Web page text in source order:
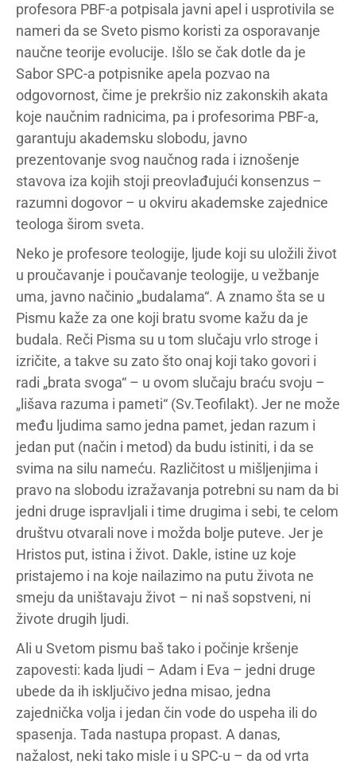
profesora PBF-a potpisala javni apel i usprotivila se
nameri da se Sveto pismo koristi za osporavanje
naučne teorije evolucije. Išlo se čak dotle da je
Sabor SPC-a potpisnike apela pozvao na
odgovornost, čime je prekršio niz zakonskih akata
koje naučnim radnicima, pa i profesorima PBF-a,
garantuju akademsku slobodu, javno
prezentovanje svog naučnog rada i iznošenje
stavova iza kojih stoji preovlađujući konsenzus –
razumni dogovor – u okviru akademske zajednice
teologa širom sveta.
Neko je profesore teologije, ljude koji su uložili život
u proučavanje i poučavanje teologije, u vežbanje
uma, javno načinio „budalama“. A znamo šta se u
Pismu kaže za one koji bratu svome kažu da je
budala. Reči Pisma su u tom slučaju vrlo stroge i
izričite, a takve su zato što onaj koji tako govori i
radi „brata svoga“ – u ovom slučaju braću svoju –
„lišava razuma i pameti“ (Sv.Teofilakt). Jer ne može
među ljudima samo jedna pamet, jedan razum i
jedan put (način i metod) da budu istiniti, i da se
svima na silu nameću. Različitost u mišljenjima i
pravo na slobodu izražavanja potrebni su nam da bi
jedni druge ispravljali i time drugima i sebi, te celom
društvu otvarali nove i možda bolje puteve. Jer je
Hristos put, istina i život. Dakle, istine uz koje
pristajemo i na koje nailazimo na putu života ne
smeju da uništavaju život – ni naš sopstveni, ni
živote drugih ljudi.
Ali u Svetom pismu baš tako i počinje kršenje
zapovesti: kada ljudi – Adam i Eva – jedni druge
ubede da ih isključivo jedna misao, jedna
zajednička volja i jedan čin vode do uspeha ili do
spasenja. Tada nastupa propast. A danas,
nažalost, neki tako misle i u SPC-u – da od vrta